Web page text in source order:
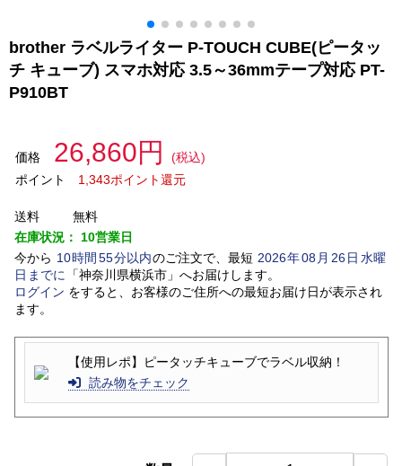
brother ラベルライター P-TOUCH CUBE(ピータッ
チ キューブ) スマホ対応 3.5～36mmテープ対応 PT-
P910BT
価格 26,860円
(税込)
ポイント
1,343ポイント還元
送料
無料
在庫状況： 10営業日
今から 10時間 55分以内のご注文で、最短 2026年08 月 26日水曜
日 までに 「神奈川県横浜市」 へお届けします。
ログイン をすると、お客様のご住所への最短お届け日が表示され
ます。
【使用レポ】ピータッチキューブでラベル収納！
読み物をチェック